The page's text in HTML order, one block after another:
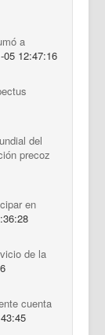
a
05 12:47:16
del
precoz
en
de la
cuenta